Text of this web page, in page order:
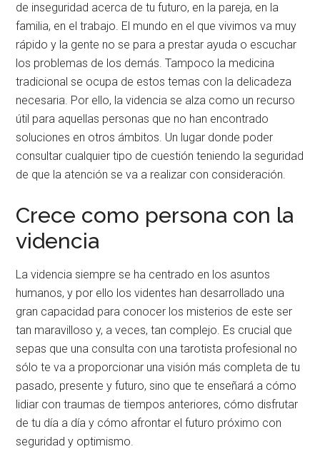
de inseguridad acerca de tu futuro, en la pareja, en la
familia, en el trabajo. El mundo en el que vivimos va muy
rápido y la gente no se para a prestar ayuda o escuchar
los problemas de los demás. Tampoco la medicina
tradicional se ocupa de estos temas con la delicadeza
necesaria. Por ello, la videncia se alza como un recurso
útil para aquellas personas que no han encontrado
soluciones en otros ámbitos. Un lugar donde poder
consultar cualquier tipo de cuestión teniendo la seguridad
de que la atención se va a realizar con consideración.
Crece como persona con la
videncia
La videncia siempre se ha centrado en los asuntos
humanos, y por ello los videntes han desarrollado una
gran capacidad para conocer los misterios de este ser
tan maravilloso y, a veces, tan complejo. Es crucial que
sepas que una consulta con una tarotista profesional no
sólo te va a proporcionar una visión más completa de tu
pasado, presente y futuro, sino que te enseñará a cómo
lidiar con traumas de tiempos anteriores, cómo disfrutar
de tu día a día y cómo afrontar el futuro próximo con
seguridad y optimismo.